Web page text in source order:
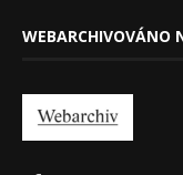
WEBARCHIVOVÁNO